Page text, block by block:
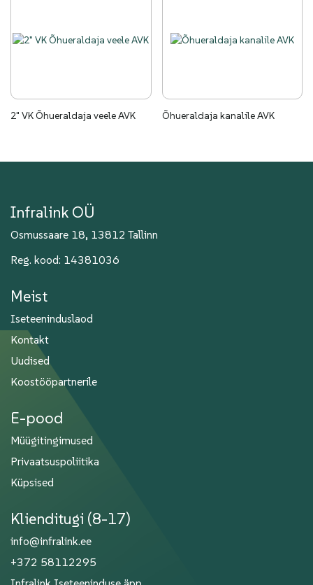
2" VK Õhueraldaja veele AVK Õhueraldaja kanalile AVK
Infralink OÜ
Osmussaare 18, 13812 Tallinn
Reg. kood: 14381036
Meist
Iseteeninduslaod
Kontakt
Uudised
Koostööpartnerile
E-pood
Müügitingimused
Privaatsuspoliitika
Küpsised
Klienditugi (8-17)
info@infralink.ee
+372 58112295